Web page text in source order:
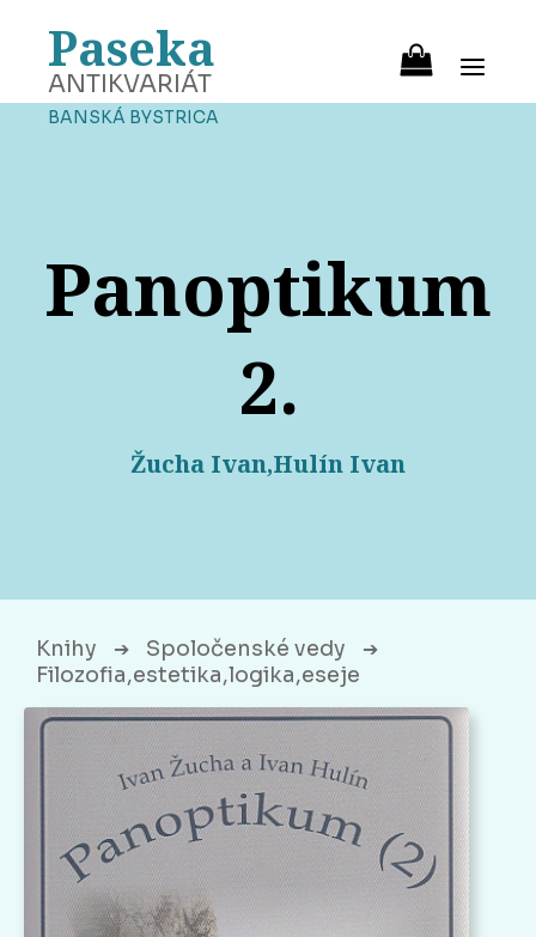
Paseka
ANTIKVARIÁT
BANSKÁ BYSTRICA
Panoptikum
2.
Žucha Ivan,Hulín Ivan
Knihy ➔ Spoločenské vedy ➔
Filozofia,estetika,logika,eseje